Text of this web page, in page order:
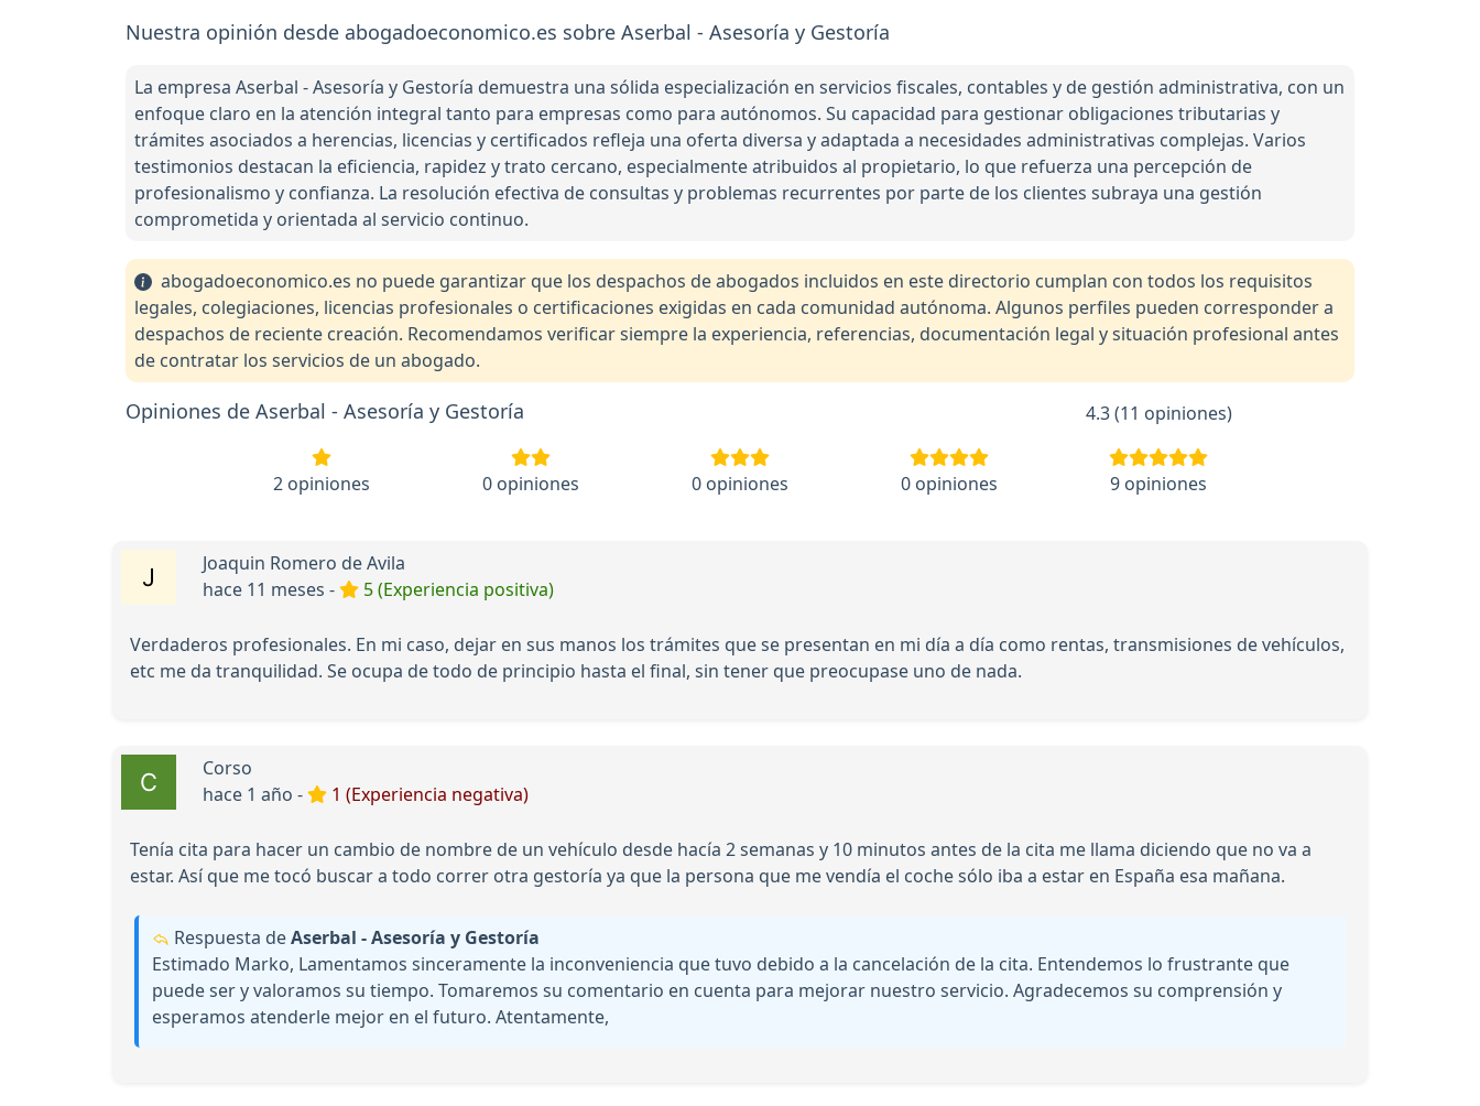
Nuestra opinión desde abogadoeconomico.es sobre Aserbal - Asesoría y Gestoría
La empresa Aserbal - Asesoría y Gestoría demuestra una sólida especialización en servicios fiscales, contables y de gestión administrativa, con un
enfoque claro en la atención integral tanto para empresas como para autónomos. Su capacidad para gestionar obligaciones tributarias y
trámites asociados a herencias, licencias y certificados refleja una oferta diversa y adaptada a necesidades administrativas complejas. Varios
testimonios destacan la eficiencia, rapidez y trato cercano, especialmente atribuidos al propietario, lo que refuerza una percepción de
profesionalismo y confianza. La resolución efectiva de consultas y problemas recurrentes por parte de los clientes subraya una gestión
comprometida y orientada al servicio continuo.
abogadoeconomico.es no puede garantizar que los despachos de abogados incluidos en este directorio cumplan con todos los requisitos
legales, colegiaciones, licencias profesionales o certificaciones exigidas en cada comunidad autónoma. Algunos perfiles pueden corresponder a
despachos de reciente creación. Recomendamos verificar siempre la experiencia, referencias, documentación legal y situación profesional antes
de contratar los servicios de un abogado.
Opiniones de Aserbal - Asesoría y Gestoría 4.3 (11 opiniones)
2 opiniones 0 opiniones 0 opiniones 0 opiniones 9 opiniones
Joaquin Romero de Avila
hace 11 meses -
5 (Experiencia positiva)
Verdaderos profesionales. En mi caso, dejar en sus manos los trámites que se presentan en mi día a día como rentas, transmisiones de vehículos,
etc me da tranquilidad. Se ocupa de todo de principio hasta el final, sin tener que preocupase uno de nada.
Corso
hace 1 año -
1 (Experiencia negativa)
Tenía cita para hacer un cambio de nombre de un vehículo desde hacía 2 semanas y 10 minutos antes de la cita me llama diciendo que no va a
estar. Así que me tocó buscar a todo correr otra gestoría ya que la persona que me vendía el coche sólo iba a estar en España esa mañana.
Respuesta deAserbal - Asesoría y Gestoría
Estimado Marko, Lamentamos sinceramente la inconveniencia que tuvo debido a la cancelación de la cita. Entendemos lo frustrante que
puede ser y valoramos su tiempo. Tomaremos su comentario en cuenta para mejorar nuestro servicio. Agradecemos su comprensión y
esperamos atenderle mejor en el futuro. Atentamente,